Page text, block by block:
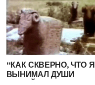
“КАК СКВЕРНО, ЧТО Я
ВЫНИМАЛ ДУШИ